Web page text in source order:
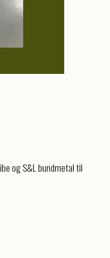
og S&L bundmetal til